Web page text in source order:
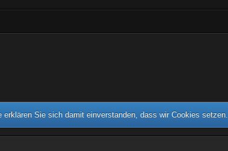
Sie sich damit einverstanden, dass wir Cookies setzen.